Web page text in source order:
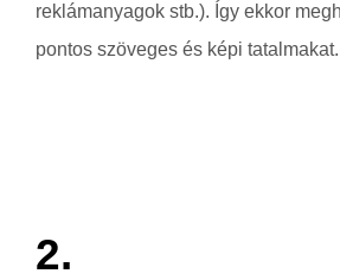
reklámanyagok stb.). Így ekkor
pontos szöveges és képi tatalmakat.
2.